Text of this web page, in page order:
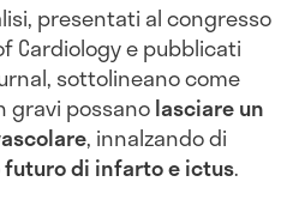
presentati al congresso
Cardiology e pubblicati
sottolineano come
gravi possanolasciare un
, innalzando di
di infarto e ictus.